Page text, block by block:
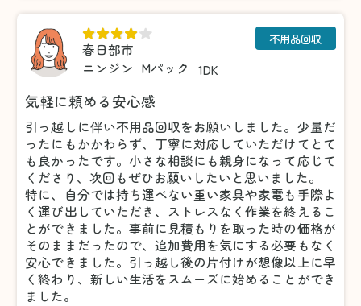
春日部市
ニンジン Mパック 1DK
不用品回収
気軽に頼める安心感
引っ越しに伴い不用品回収をお願いしました。少量だ
ったにもかかわらず、丁寧に対応していただけてとて
も良かったです。小さな相談にも親身になって応じて
くださり、次回もぜひお願いしたいと思いました。
特に、自分では持ち運べない重い家具や家電も手際よ
く運び出していただき、ストレスなく作業を終えるこ
とができました。事前に見積もりを取った時の価格が
そのままだったので、追加費用を気にする必要もなく
安心できました。引っ越し後の片付けが想像以上に早
く終わり、新しい生活をスムーズに始めることができ
ました。